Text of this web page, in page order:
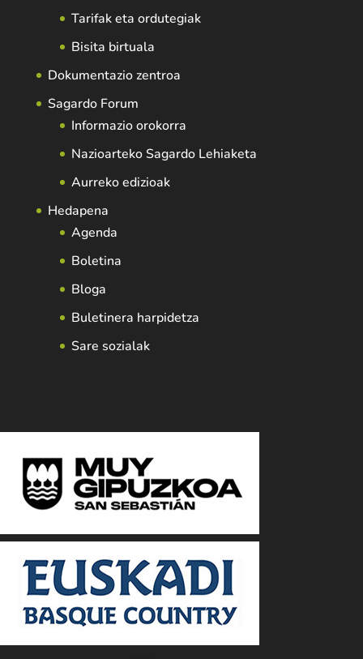
Tarifak eta ordutegiak
Bisita birtuala
Dokumentazio zentroa
Sagardo Forum
Informazio orokorra
Nazioarteko Sagardo Lehiaketa
Aurreko edizioak
Hedapena
Agenda
Boletina
Bloga
Buletinera harpidetza
Sare sozialak